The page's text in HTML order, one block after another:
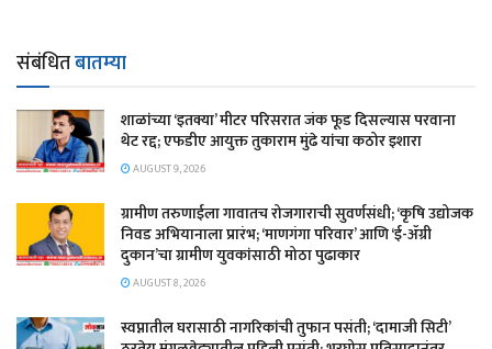
संबंधितबातम्या
शाळांच्या ‘इतक्या’ मीटर परिसरात जंक फूड दिसल्यास परवाना
थेट रद्द; एफडीए आयुक्त तुकाराम मुंढे यांचा कठोर इशारा
AUGUST 9, 2026
​ग्रामीण तरुणाईला गावातच रोजगाराची सुवर्णसंधी; ‘कृषि उद्योजक
निवड अभियानाला प्रारंभ; ‘माणगंगा परिवार’ आणि ‘ई-ॲग्री
दुकान’चा ग्रामीण युवकांसाठी मोठा पुढाकार
AUGUST 8, 2026
स्वप्नातील घरासाठी नागरिकांची तुफान पसंती; ‘दामाजी सिटी’